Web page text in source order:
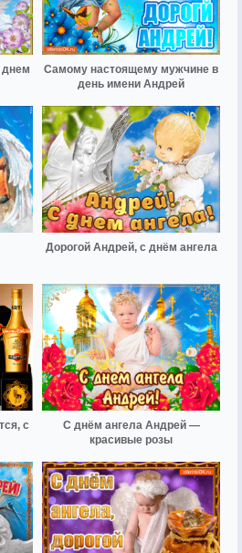
днем
Самому настоящему мужчине в
день имени Андрей
Дорогой Андрей, с днём ангела
с
С днём ангела Андрей —
красивые розы